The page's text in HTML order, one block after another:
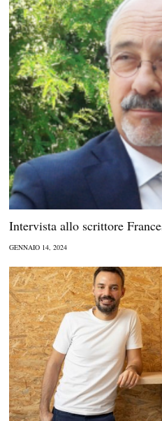
Intervista allo scrittore
GENNAIO 14, 2024